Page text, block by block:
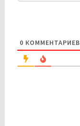
0 КОММЕНТАРИЕВ